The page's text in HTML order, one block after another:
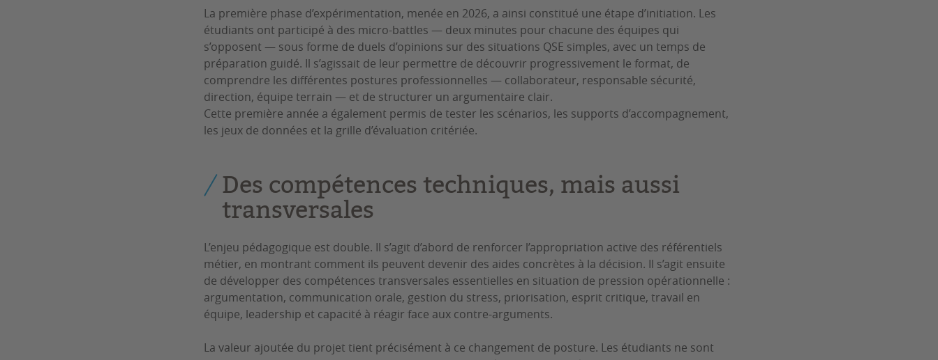
La première phase d’expérimentation, menée en 2026, a ainsi constitué une étape d’initiation. Les
étudiants ont participé à des micro-battles — deux minutes pour chacune des équipes qui
s’opposent — sous forme de duels d’opinions sur des situations QSE simples, avec un temps de
préparation guidé. Il s’agissait de leur permettre de découvrir progressivement le format, de
comprendre les différentes postures professionnelles — collaborateur, responsable sécurité,
direction, équipe terrain — et de structurer un argumentaire clair.
Cette première année a également permis de tester les scénarios, les supports d’accompagnement,
les jeux de données et la grille d’évaluation critériée.
Des compétences techniques, mais aussi
transversales
L’enjeu pédagogique est double. Il s’agit d’abord de renforcer l’appropriation active des référentiels
métier, en montrant comment ils peuvent devenir des aides concrètes à la décision. Il s’agit ensuite
de développer des compétences transversales essentielles en situation de pression opérationnelle :
argumentation, communication orale, gestion du stress, priorisation, esprit critique, travail en
équipe, leadership et capacité à réagir face aux contre-arguments.
La valeur ajoutée du projet tient précisément à ce changement de posture. Les étudiants ne sont